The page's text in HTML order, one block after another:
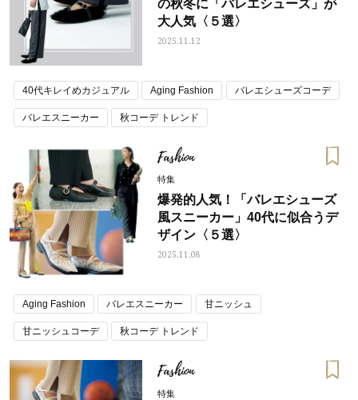
ママとパパに贈る「ジェンダーレ
ス学」
人気の40代髪型・ヘア
の秋冬に「バレエシューズ」が
大人気〈５選〉
2025.11.12
40代キレイめカジュアル Aging Fashion バレエシューズコーデ
バレエスニーカー 秋コーデ トレンド
Fashion
特集
爆発的人気！「バレエシューズ
風スニーカー」40代に似合うデ
ザイン〈５選〉
2025.11.08
Aging Fashion バレエスニーカー 甘ニッシュ
甘ニッシュコーデ 秋コーデ トレンド
Fashion
特集